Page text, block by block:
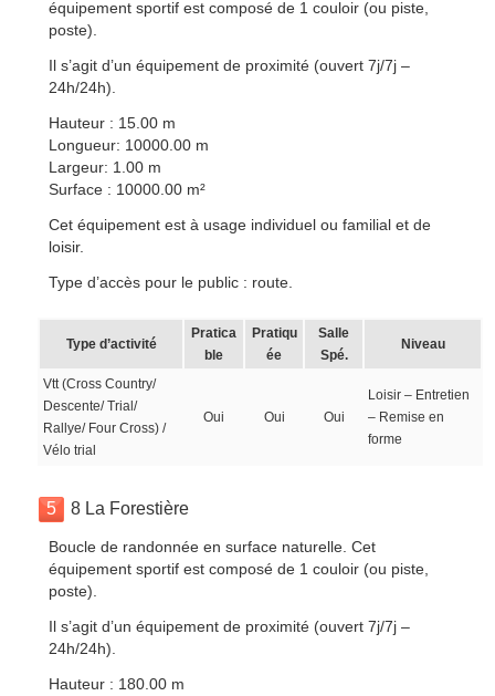
équipement sportif est composé de 1 couloir (ou piste,
poste).
Il s’agit d’un équipement de proximité (ouvert 7j/7j –
24h/24h).
Hauteur : 15.00 m
Longueur: 10000.00 m
Largeur: 1.00 m
Surface : 10000.00 m²
Cet équipement est à usage individuel ou familial et de
loisir.
Type d’accès pour le public : route.
Type d’activité
Pratica
ble
Pratiqu
ée
Salle
Spé.
Niveau
Vtt (Cross Country/
Descente/ Trial/
Rallye/ Four Cross) /
Vélo trial
Oui Oui Oui
Loisir – Entretien
– Remise en
forme
5 8 La Forestière
Boucle de randonnée en surface naturelle. Cet
équipement sportif est composé de 1 couloir (ou piste,
poste).
Il s’agit d’un équipement de proximité (ouvert 7j/7j –
24h/24h).
Hauteur : 180.00 m